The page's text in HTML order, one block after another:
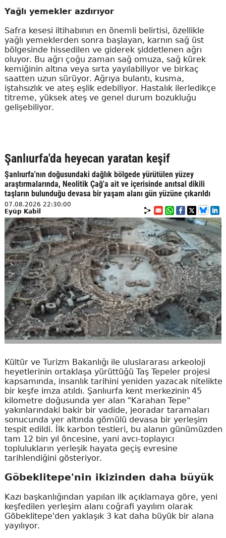
Yağlı yemekler azdırıyor
Safra kesesi iltihabının en önemli belirtisi, özellikle
yağlı yemeklerden sonra başlayan, karnın sağ üst
bölgesinde hissedilen ve giderek şiddetlenen ağrı
oluyor. Bu ağrı çoğu zaman sağ omuza, sağ kürek
kemiğinin altına veya sırta yayılabiliyor ve birkaç
saatten uzun sürüyor. Ağrıya bulantı, kusma,
iştahsızlık ve ateş eşlik edebiliyor. Hastalık ilerledikçe
titreme, yüksek ateş ve genel durum bozukluğu
gelişebiliyor.
Şanlıurfa'da heyecan yaratan keşif
Şanlıurfa'nın doğusundaki dağlık bölgede yürütülen yüzey
araştırmalarında, Neolitik Çağ'a ait ve içerisinde anıtsal dikili
taşların bulunduğu devasa bir yaşam alanı gün yüzüne çıkarıldı
07.08.2026 22:30:00
Eyüp Kabil
Kültür ve Turizm Bakanlığı ile uluslararası arkeoloji
heyetlerinin ortaklaşa yürüttüğü Taş Tepeler projesi
kapsamında, insanlık tarihini yeniden yazacak nitelikte
bir keşfe imza atıldı. Şanlıurfa kent merkezinin 45
kilometre doğusunda yer alan "Karahan Tepe"
yakınlarındaki bakir bir vadide, jeoradar taramaları
sonucunda yer altında gömülü devasa bir yerleşim
tespit edildi. İlk karbon testleri, bu alanın günümüzden
tam 12 bin yıl öncesine, yani avcı-toplayıcı
toplulukların yerleşik hayata geçiş evresine
tarihlendiğini gösteriyor.
Göbeklitepe'nin ikizinden daha büyük
Kazı başkanlığından yapılan ilk açıklamaya göre, yeni
keşfedilen yerleşim alanı coğrafi yayılım olarak
Göbeklitepe'den yaklaşık 3 kat daha büyük bir alana
yayılıyor.